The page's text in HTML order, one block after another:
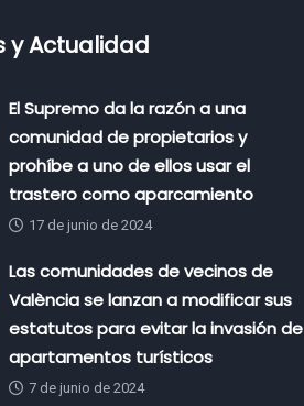
y Actualidad
El Supremo da la razón a una
comunidad de propietarios y
prohíbe a uno de ellos usar el
trastero como aparcamiento
17 de junio de 2024
Las comunidades de vecinos de
València se lanzan a modificar sus
estatutos para evitar la invasión de
apartamentos turísticos
7 de junio de 2024